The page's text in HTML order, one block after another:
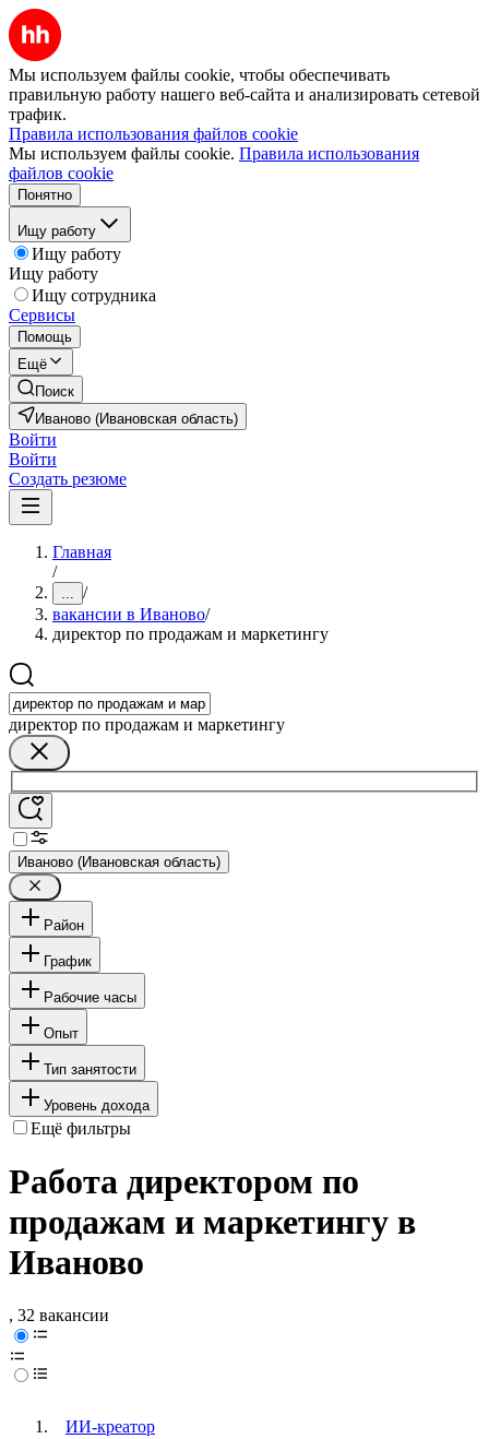
Мы используем файлы cookie, чтобы обеспечивать
правильную работу нашего веб-сайта и анализировать сетевой
трафик.
Правила использования файлов cookie
Мы используем файлы cookie. Правила использования
файлов cookie
Понятно
Ищу работу
Ищу работу
Ищу работу
Ищу сотрудника
Сервисы
Помощь
Ещё
Поиск
Иваново (Ивановская область)
Войти
Войти
Создать резюме
Главная
/
... /
вакансии в Иваново/
директор по продажам и маркетингу
директор по продажам и маркетингу
Иваново (Ивановская область)
Район
График
Рабочие часы
Опыт
Тип занятости
Уровень дохода
Ещё фильтры
Работа директором по
продажам и маркетингу в
Иваново
, 32 вакансии
ИИ-креатор